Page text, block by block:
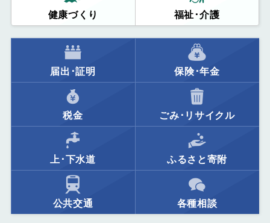
健康づくり 福祉･介護
届出･証明 保険･年金
税金 ごみ･リサイクル
上･下水道 ふるさと寄附
公共交通 各種相談